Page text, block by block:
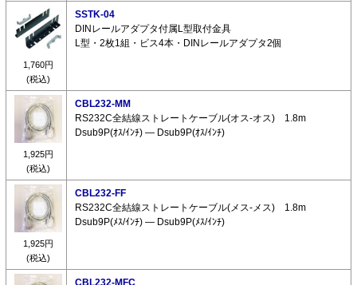
1,760円
(税込)
SSTK-04
DINレールアダプタ付属L型取付金具
L型・2枚1組・ビス4本・DINレールアダプタ2個
1,925円
(税込)
CBL232-MM
RS232C全結線ストレートケーブル(オス-オス) 1.8m
Dsub9P(ｵｽ/ｲﾝﾁ) ― Dsub9P(ｵｽ/ｲﾝﾁ)
1,925円
(税込)
CBL232-FF
RS232C全結線ストレートケーブル(メス-メス) 1.8m
Dsub9P(ﾒｽ/ｲﾝﾁ) ― Dsub9P(ﾒｽ/ｲﾝﾁ)
CBL232-MFC